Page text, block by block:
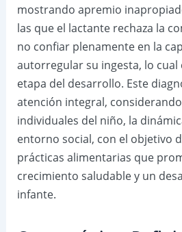
mostrando apremio
las que el lactante rechaza la
no confiar plenamente en la
autorregular su ingesta, lo cual
etapa del desarrollo. Este
atención integral,
individuales del niño, la
entorno social, con el objetivo
prácticas alimentarias que
crecimiento saludable y un
infante.